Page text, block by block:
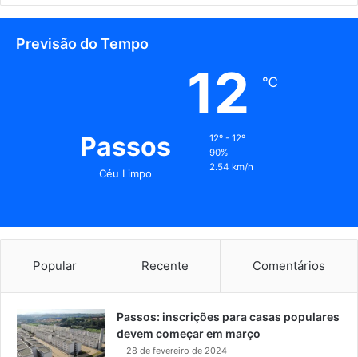
Previsão do Tempo
Passos
Céu Limpo
12 ℃
12º - 12º
90%
2.54 km/h
Popular Recente Comentários
Passos: inscrições para casas populares
devem começar em março
28 de fevereiro de 2024